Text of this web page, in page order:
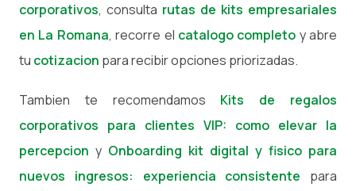
corporativos, consulta rutas de kits empresariales
en La Romana, recorre el catalogo completo y abre
tu cotizacion para recibir opciones priorizadas.
Tambien te recomendamos Kits de regalos
corporativos para clientes VIP: como elevar la
percepcion y Onboarding kit digital y fisico para
nuevos ingresos: experiencia consistente para